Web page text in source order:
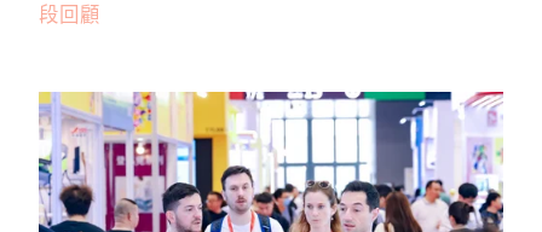
段回顧